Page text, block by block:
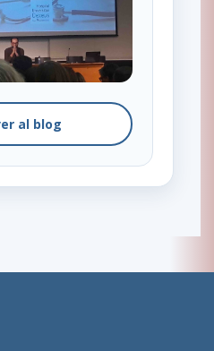
al blog